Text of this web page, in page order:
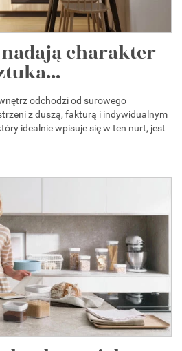
charakter
odchodzi od surowego
z duszą, fakturą i indywidualnym
idealnie wpisuje się w ten nurt, jest